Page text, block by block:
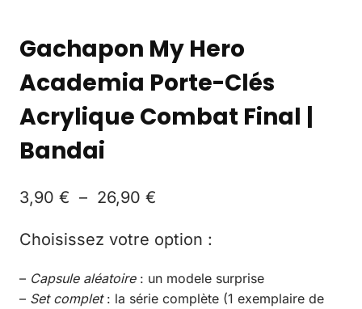
Gachapon My Hero
Academia Porte-Clés
Acrylique Combat Final |
Bandai
3,90 € – 26,90 €
Choisissez votre option :
– Capsule aléatoire: un modele surprise
– Set complet: la série complète (1 exemplaire de